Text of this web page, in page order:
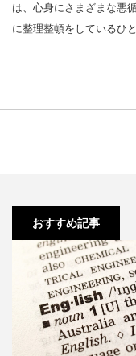
は、心身にさまざまな悪
に整理整頓をしているひ
おすすめ記事